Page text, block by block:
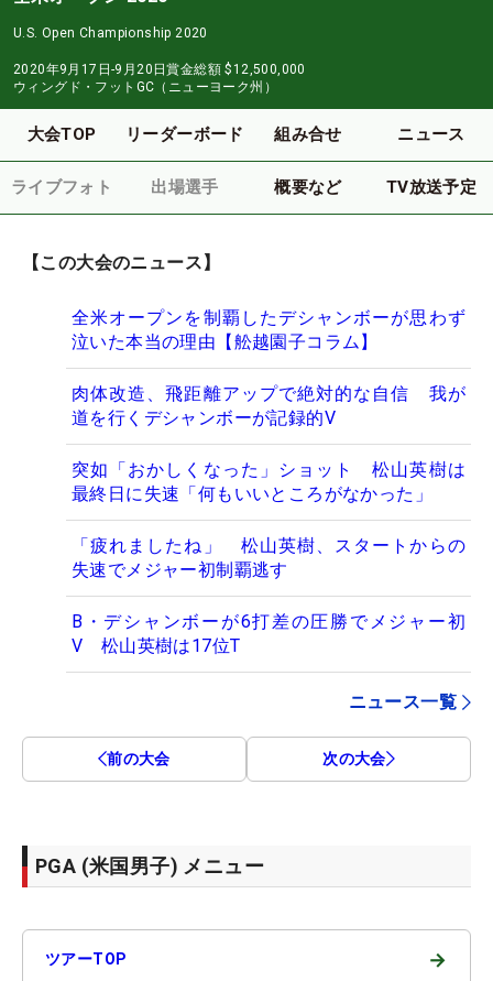
U.S. Open Championship 2020
2020年9月17日-9月20日賞金総額 $12,500,000
ウィングド・フットGC（ニューヨーク州）
大会TOP リーダーボード 組み合せ ニュース
ライブフォト 出場選手 概要など TV放送予定
【この大会のニュース】
全米オープンを制覇したデシャンボーが思わず
泣いた本当の理由【舩越園子コラム】
肉体改造、飛距離アップで絶対的な自信 我が
道を行くデシャンボーが記録的V
突如「おかしくなった」ショット 松山英樹は
最終日に失速「何もいいところがなかった」
「疲れましたね」 松山英樹、スタートからの
失速でメジャー初制覇逃す
B・デシャンボーが6打差の圧勝でメジャー初
V 松山英樹は17位T
ニュース一覧
前の大会 次の大会
PGA (米国男子) メニュー
ツアーTOP →